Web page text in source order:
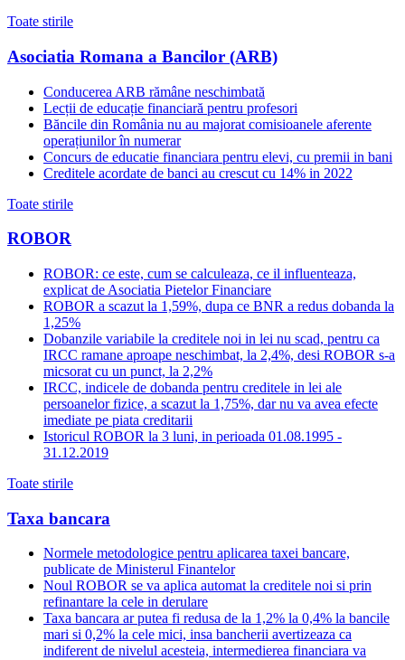
Toate stirile
Asociatia Romana a Bancilor (ARB)
Conducerea ARB rămâne neschimbată
Lecții de educație financiară pentru profesori
Băncile din România nu au majorat comisioanele aferente
operațiunilor în numerar
Concurs de educatie financiara pentru elevi, cu premii in bani
Creditele acordate de banci au crescut cu 14% in 2022
Toate stirile
ROBOR
ROBOR: ce este, cum se calculeaza, ce il influenteaza,
explicat de Asociatia Pietelor Financiare
ROBOR a scazut la 1,59%, dupa ce BNR a redus dobanda la
1,25%
Dobanzile variabile la creditele noi in lei nu scad, pentru ca
IRCC ramane aproape neschimbat, la 2,4%, desi ROBOR s-a
micsorat cu un punct, la 2,2%
IRCC, indicele de dobanda pentru creditele in lei ale
persoanelor fizice, a scazut la 1,75%, dar nu va avea efecte
imediate pe piata creditarii
Istoricul ROBOR la 3 luni, in perioada 01.08.1995 -
31.12.2019
Toate stirile
Taxa bancara
Normele metodologice pentru aplicarea taxei bancare,
publicate de Ministerul Finantelor
Noul ROBOR se va aplica automat la creditele noi si prin
refinantare la cele in derulare
Taxa bancara ar putea fi redusa de la 1,2% la 0,4% la bancile
mari si 0,2% la cele mici, insa bancherii avertizeaza ca
indiferent de nivelul acesteia, intermedierea financiara va